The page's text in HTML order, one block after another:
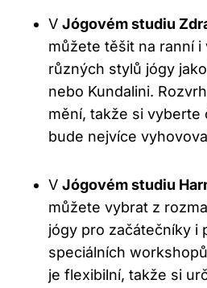
V Jógovém studiu
můžete těšit na ranní i
různých stylů jógy
nebo Kundalini.
mění, takže si vyberte
bude nejvíce
V Jógovém studiu
můžete vybrat z
jógy pro začátečníky i
speciálních
je flexibilní, takže si